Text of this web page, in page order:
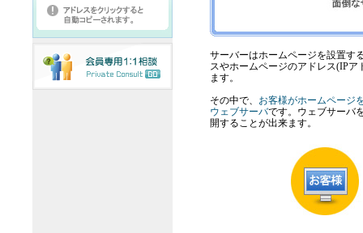
サーバーはホームページを設置す
スやホームページのアドレス(IP
ます。
その中で、
お客様がホームページ
ウェブサーバです。ウェブサーバ
開することが出来ます。